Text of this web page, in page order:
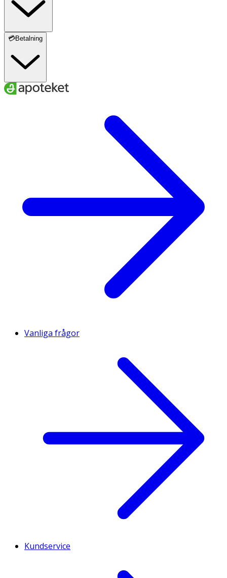
💳Betalning
Vanliga frågor
Kundservice